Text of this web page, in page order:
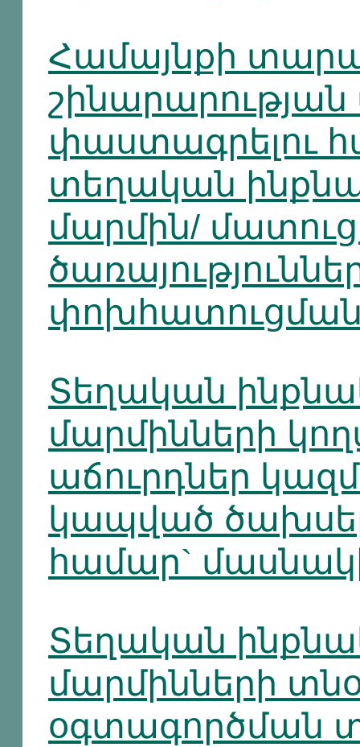
Համայնքի
փաստագրելու
տեղական
մարմին/
Տեղական
մարմինների
աճուրդներ
կապված
համար`
Տեղական
մարմինների
օգտագործման